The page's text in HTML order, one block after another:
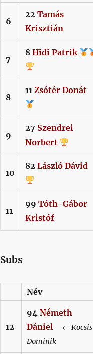
6
22 Tamás
Krisztián
7
8 Hidi Patrik
8
11 Zsótér Donát
9
27 Szendrei
Norbert
10
82 László Dávid
11
99 Tóth-Gábor
Kristóf
Subs
Név
12
94 Németh
Dániel
← Kocsis
Dominik